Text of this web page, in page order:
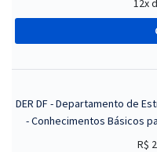
12x
DER DF - Departamento de
- Conhecimentos Básicos
R$